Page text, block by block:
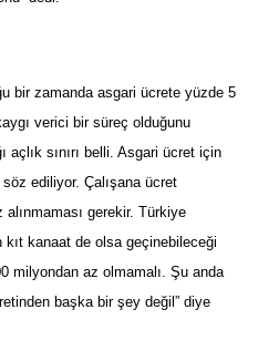
bir zamanda asgari ücrete yüzde 5
verici bir süreç olduğunu
açlık sınırı belli. Asgari ücret için
söz ediliyor. Çalışana ücret
alınmaması gerekir. Türkiye
kanaat de olsa geçinebileceği
milyondan az olmamalı. Şu anda
başka bir şey değil” diye